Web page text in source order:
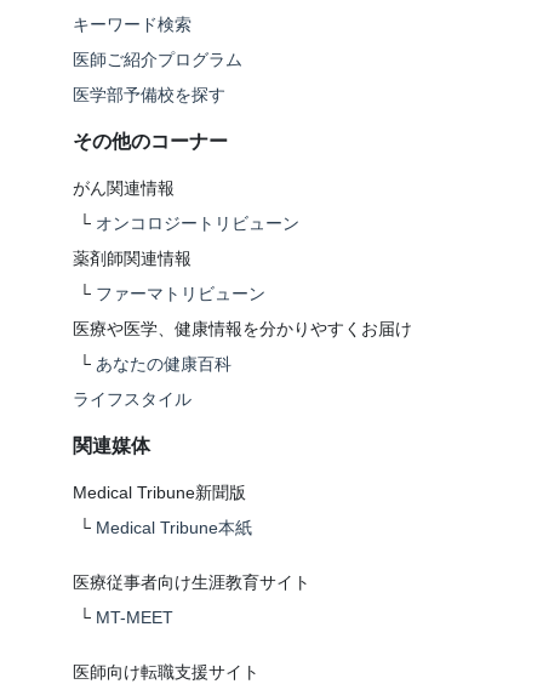
キーワード検索
医師ご紹介プログラム
医学部予備校を探す
その他のコーナー
がん関連情報
└ オンコロジートリビューン
薬剤師関連情報
└ ファーマトリビューン
医療や医学、健康情報を分かりやすくお届け
└ あなたの健康百科
ライフスタイル
関連媒体
Medical Tribune新聞版
└ Medical Tribune本紙
医療従事者向け生涯教育サイト
└ MT-MEET
医師向け転職支援サイト